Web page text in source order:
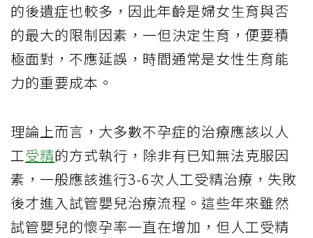
的後遺症也較多，因此年齡是婦女生育與否
的最大的限制因素，一但決定生育，便要積
極面對，不應延誤，時間通常是女性生育能
力的重要成本。
理論上而言，大多數不孕症的治療應該以人
工受精的方式執行，除非有已知無法克服因
素，一般應該進行3-6次人工受精治療，失敗
後才進入試管嬰兒治療流程。這些年來雖然
試管嬰兒的懷孕率一直在增加，但人工受精